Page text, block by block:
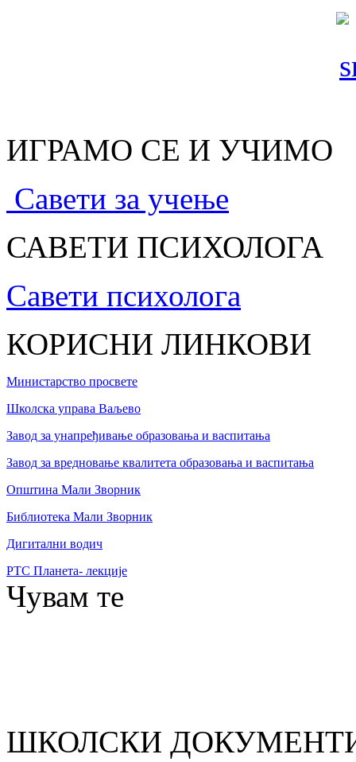
ИГРАМО СЕ И УЧИМО
Савети за учење
САВЕТИ ПСИХОЛОГА
Савети психолога
КОРИСНИ ЛИНКОВИ
Министарство просвете
Школска управа Ваљево
Завод за унапређивање образовања и васпитања
Завод за вредновање квалитета образовања и васпитања
Општина Мали Зворник
Библиотека Мали Зворник
Дигитални водич
РТС Планета- лекције
Чувам те
ШКОЛСКИ